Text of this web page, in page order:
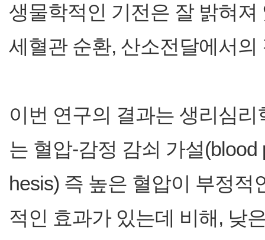
생물학적인 기전은 잘 밝혀
세혈관 순환, 산소전달에서
이번 연구의 결과는 생리심
는 혈압-감정 감쇠 가설
hesis) 즉 높은 혈압이 부정
적인 효과가 있는데 비해, 낮